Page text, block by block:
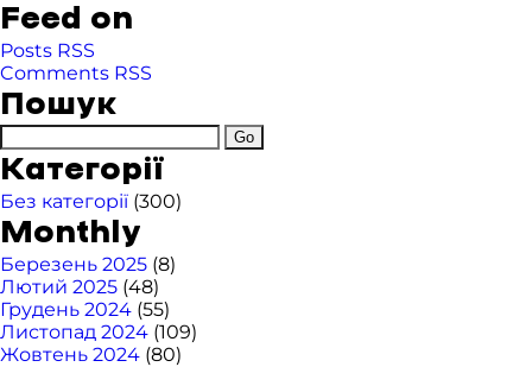
Feed on
Posts RSS
Comments RSS
Пошук
Категорії
Без категорії (300)
Monthly
Березень 2025 (8)
Лютий 2025 (48)
Грудень 2024 (55)
Листопад 2024 (109)
Жовтень 2024 (80)